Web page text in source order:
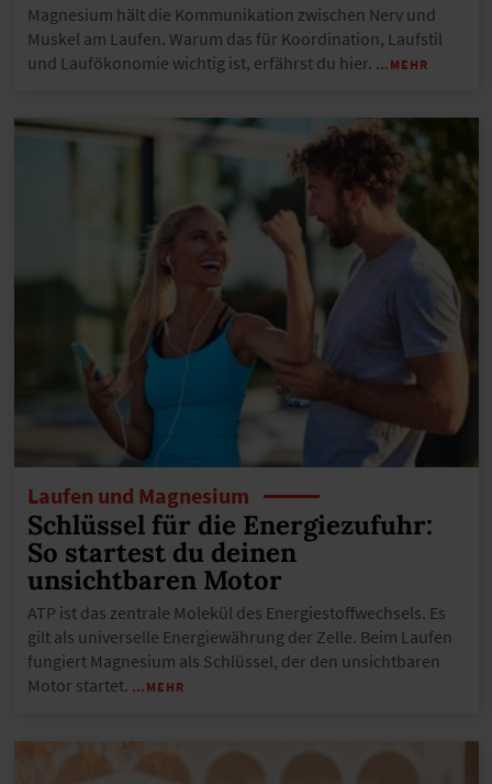
Magnesium hält die Kommunikation zwischen Nerv und
Muskel am Laufen. Warum das für Koordination, Laufstil
und Laufökonomie wichtig ist, erfährst du hier. …MEHR
Laufen und Magnesium
Schlüssel für die Energiezufuhr:
So startest du deinen
unsichtbaren Motor
ATP ist das zentrale Molekül des Energiestoffwechsels. Es
gilt als universelle Energiewährung der Zelle. Beim Laufen
fungiert Magnesium als Schlüssel, der den unsichtbaren
Motor startet. …MEHR